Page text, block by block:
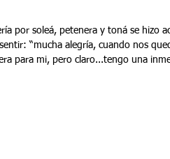
por soleá, petenera y toná se hizo
“mucha alegría, cuando nos
para mi, pero claro...tengo una